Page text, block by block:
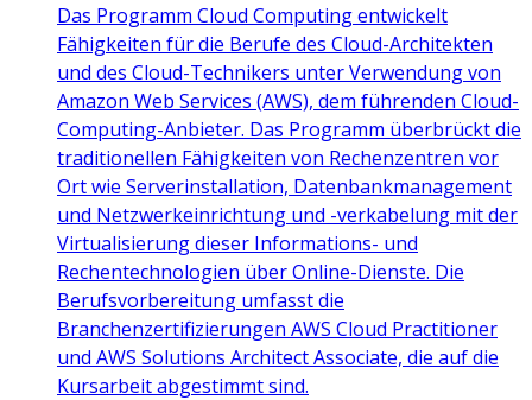
Das Programm Cloud Computing entwickelt
Fähigkeiten für die Berufe des Cloud-Architekten
und des Cloud-Technikers unter Verwendung von
Amazon Web Services (AWS), dem führenden Cloud-
Computing-Anbieter. Das Programm überbrückt die
traditionellen Fähigkeiten von Rechenzentren vor
Ort wie Serverinstallation, Datenbankmanagement
und Netzwerkeinrichtung und -verkabelung mit der
Virtualisierung dieser Informations- und
Rechentechnologien über Online-Dienste. Die
Berufsvorbereitung umfasst die
Branchenzertifizierungen AWS Cloud Practitioner
und AWS Solutions Architect Associate, die auf die
Kursarbeit abgestimmt sind.